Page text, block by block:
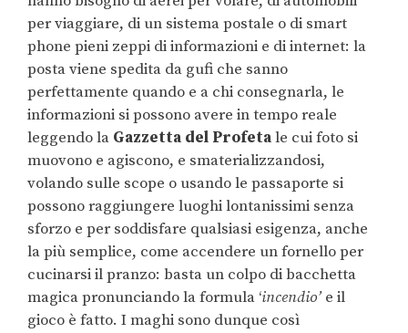
per viaggiare, di un sistema postale o di smart
phone pieni zeppi di informazioni e di internet: la
posta viene spedita da gufi che sanno
perfettamente quando e a chi consegnarla, le
informazioni si possono avere in tempo reale
leggendo la Gazzetta del Profetale cui foto si
muovono e agiscono, e smaterializzandosi,
volando sulle scope o usando le passaporte si
possono raggiungere luoghi lontanissimi senza
sforzo e per soddisfare qualsiasi esigenza, anche
la più semplice, come accendere un fornello per
cucinarsi il pranzo: basta un colpo di bacchetta
magica pronunciando la formula ‘incendio’ e il
gioco è fatto. I maghi sono dunque così